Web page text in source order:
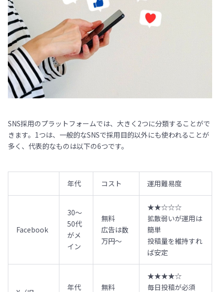
SNS採用のプラットフォームでは、大きく2つに分類することがで
きます。1つは、一般的なSNSで採用目的以外にも使われることが
多く、代表的なものは以下の6つです。
年代 コスト 運用難易度
Facebook
30〜
50代
がメ
イン
無料
広告は数
万円〜
★★☆☆☆
拡散弱いが運用は
簡単
投稿量を維持すれ
ば安定
年代 無料
★★★★☆
毎日投稿が必須